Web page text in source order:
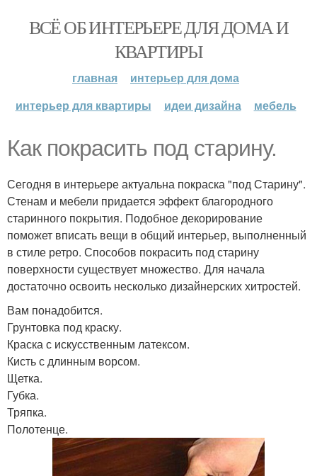
ВСЁ ОБ ИНТЕРЬЕРЕ ДЛЯ ДОМА И
КВАРТИРЫ
главная
интерьер для дома
интерьер для квартиры
идеи дизайна мебель
Как покрасить под старину.
Сегодня в интерьере актуальна покраска "под Старину".
Стенам и мебели придается эффект благородного
старинного покрытия. Подобное декорирование
поможет вписать вещи в общий интерьер, выполненный
в стиле ретро. Способов покрасить под старину
поверхности существует множество. Для начала
достаточно освоить несколько дизайнерских хитростей.
Вам понадобится.
Грунтовка под краску.
Краска с искусственным латексом.
Кисть с длинным ворсом.
Щетка.
Губка.
Тряпка.
Полотенце.